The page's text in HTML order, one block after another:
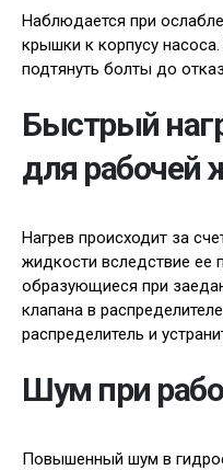
Наблюдается при
крышки к корпусу
подтянуть болты до
Быстрый
для рабочей
Нагрев происходит за
жидкости вследствие ее
образующиеся при
клапана в
распределитель и
Шум при
Повышенный шум в